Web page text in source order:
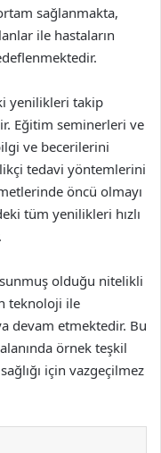
sağlanmakta,
ile hastaların
yenilikleri takip
Eğitim seminerleri ve
ve becerilerini
tedavi yöntemlerini
öncü olmayı
tüm yenilikleri hızlı
sunmuş olduğu nitelikli
teknoloji ile
devam etmektedir. Bu
örnek teşkil
için vazgeçilmez